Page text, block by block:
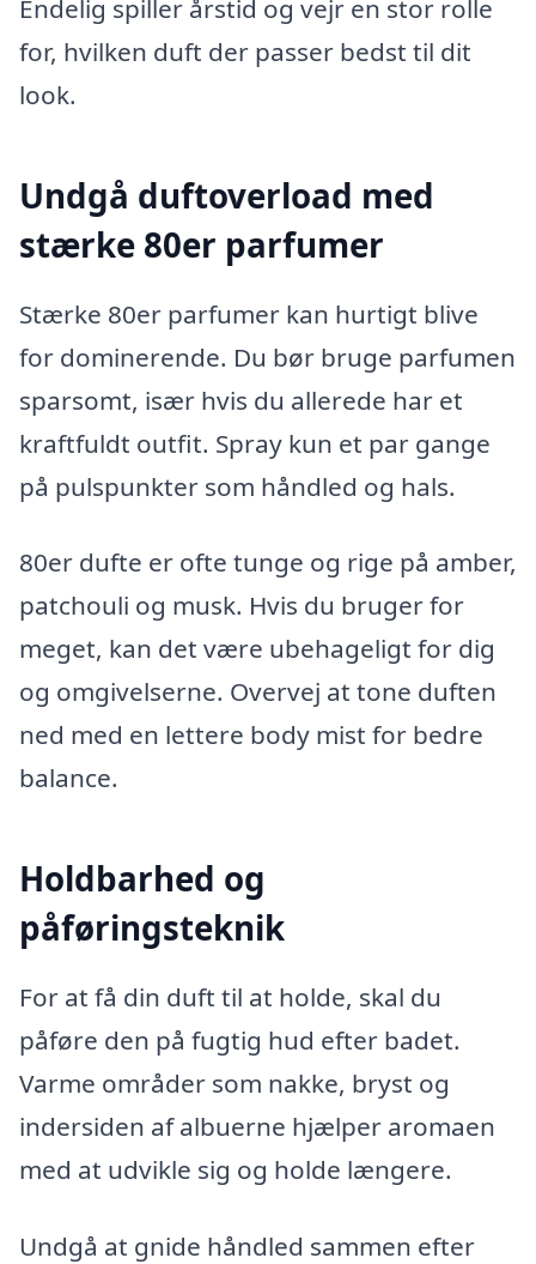
Endelig spiller årstid og vejr en stor rolle
for, hvilken duft der passer bedst til dit
look.
Undgå duftoverload med
stærke 80er parfumer
Stærke 80er parfumer kan hurtigt blive
for dominerende. Du bør bruge parfumen
sparsomt, især hvis du allerede har et
kraftfuldt outfit. Spray kun et par gange
på pulspunkter som håndled og hals.
80er dufte er ofte tunge og rige på amber,
patchouli og musk. Hvis du bruger for
meget, kan det være ubehageligt for dig
og omgivelserne. Overvej at tone duften
ned med en lettere body mist for bedre
balance.
Holdbarhed og
påføringsteknik
For at få din duft til at holde, skal du
påføre den på fugtig hud efter badet.
Varme områder som nakke, bryst og
indersiden af albuerne hjælper aromaen
med at udvikle sig og holde længere.
Undgå at gnide håndled sammen efter